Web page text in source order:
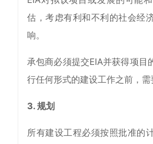
估，考虑有利和不利的社会经
响。
承包商必须提交EIA并获得项目
行任何形式的建设工作之前，需
3. 规划
所有建设工程必须按照批准的